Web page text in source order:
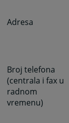
Adresa
Broj telefona
(centrala i fax u
radnom
vremenu)